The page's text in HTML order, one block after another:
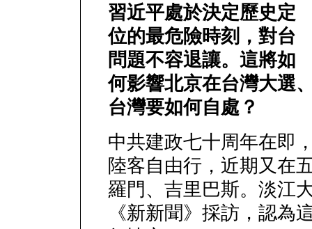
習近平處於決定歷史定
位的最危險時刻，對台
問題不容退讓。這將如
何影響北京在台灣大選
台灣要如何自處？
中共建政七十周年在即
陸客自由行，近期又在
羅門、吉里巴斯。淡江
《新新聞》採訪，認為